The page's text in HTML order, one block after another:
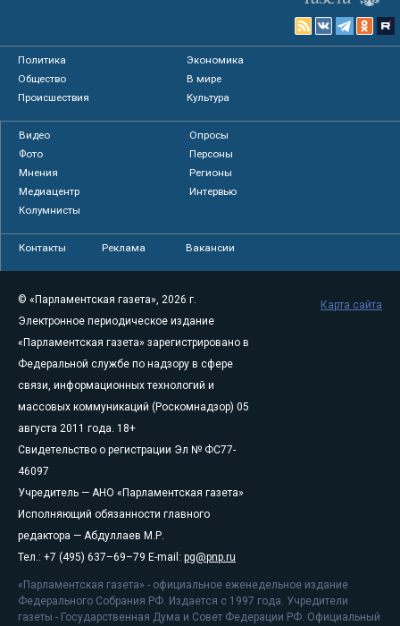
Политика
Экономика
Общество
В мире
Происшествия
Культура
Видео
Опросы
Фото
Персоны
Мнения
Регионы
Медиацентр
Интервью
Колумнисты
Контакты Реклама Вакансии
© «Парламентская газета», 2026 г.
Электронное периодическое издание
«Парламентская газета» зарегистрировано в
Федеральной службе по надзору в сфере
связи, информационных технологий и
массовых коммуникаций (Роскомнадзор) 05
августа 2011 года. 18+
Свидетельство о регистрации Эл № ФС77-
46097
Учредитель — АНО «Парламентская газета»
Исполняющий обязанности главного
редактора — Абдуллаев М.Р.
Тел.: +7 (495) 637–69–79 E-mail: pg@pnp.ru
«Парламентская газета» - официальное еженедельное издание
Федерального Собрания РФ. Издается с 1997 года. Учредители
газеты - Государственная Дума и Совет Федерации РФ. Официальный
Карта сайта